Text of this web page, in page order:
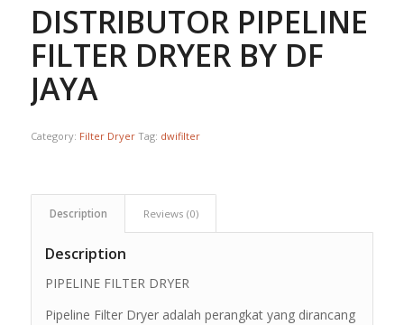
DISTRIBUTOR PIPELINE
FILTER DRYER BY DF
JAYA
Category: Filter Dryer Tag: dwifilter
Description Reviews (0)
Description
PIPELINE FILTER DRYER
Pipeline Filter Dryer adalah perangkat yang dirancang